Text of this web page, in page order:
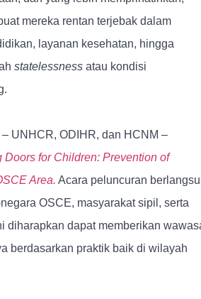
mereka rentan terjebak dalam
layanan kesehatan, hingga
statelessnessatau kondisi
UNHCR, ODIHR, dan HCNM –
Doors for Children: Prevention of
Area. Acara peluncuran
OSCE, masyarakat sipil, serta
diharapkan dapat memberikan
berdasarkan praktik baik di wilayah